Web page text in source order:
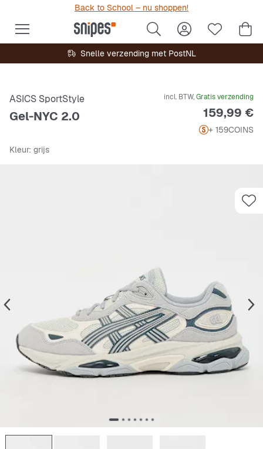
Back to School – nu shoppen!
Snelle verzending met PostNL
ASICS SportStyle
Gel-NYC 2.0
incl. BTW,Gratis verzending
Prijs
159,99 €
+ 159COINS
Kleur: grijs